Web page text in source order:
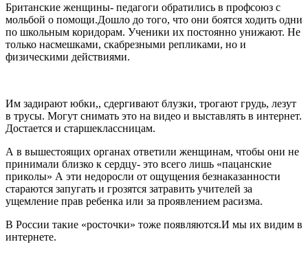
Британские женщины- педагоги обратились в профсоюз с
мольбой о помощи.Дошло до того, что они боятся ходить одни
по школьным коридорам. Ученики их постоянно унижают. Не
только насмешками, скабрезными репликами, но и
физическими действиями.
Им задирают юбки,, сдергивают блузки, трогают грудь, лезут
в трусы. Могут снимать это на видео и выставлять в интернет.
Достается и старшеклассницам.
А в вышестоящих органах ответили женщинам, чтобы они не
принимали близко к сердцу- это всего лишь «пацанские
приколы» А эти недоросли от ощущения безнаказанности
стараются запугать и грозятся затравить учителей за
ущемление прав ребенка или за проявлением расизма.
В России такие «росточки» тоже появляются.И мы их видим в
интернете.